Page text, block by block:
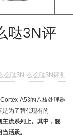
哒3N评
么哒3N 么么哒3N评测
Cortex-A53的八核处理器
为了替代现有的
主流系列上。其中，骁
活跃。